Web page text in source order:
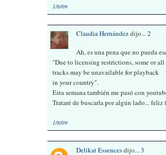
1/8/09
Claudia Hernándezdijo...2
Ah, es una pena que no pueda
"Due to licensing restrictions, some or all
tracks may be unavailable for playback
in your country".
Esta semana también me pasó con
Trataré de buscarla por algún lado...
1/8/09
Delikat Essencesdijo...3